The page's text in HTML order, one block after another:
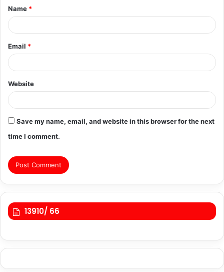
*
Name *
Email *
Website
Save my name, email, and website in this browser for the next
time I comment.
13910/ 66